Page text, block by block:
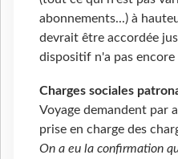
abonnements...) à
devrait être accordée
dispositif n'a pas encore
Charges sociales
Voyage demandent par
prise en charge des
On a eu la confirmation